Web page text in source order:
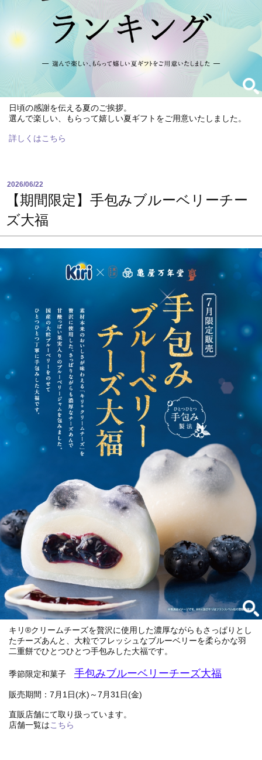
日頃の感謝を伝える夏のご挨拶。
選んで楽しい、もらって嬉しい夏ギフトをご用意いたしました。
詳しくはこちら
2026/06/22
【期間限定】手包みブルーベリーチー
ズ大福
キリ®クリームチーズを贅沢に使用した濃厚ながらもさっぱりとし
たチーズあんと、大粒でフレッシュなブルーベリーを柔らかな羽
二重餅でひとつひとつ手包みした大福です。
季節限定和菓子 手包みブルーベリーチーズ大福
販売期間：7月1日(水)～7月31日(金)
直販店舗にて取り扱っています。
店舗一覧はこちら